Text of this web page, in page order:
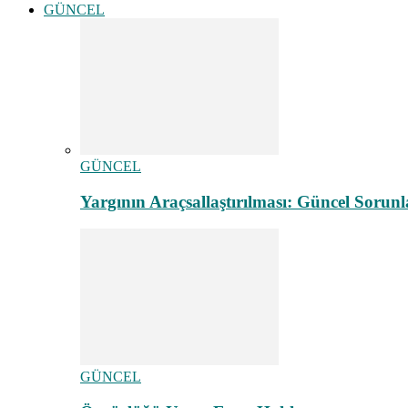
GÜNCEL
GÜNCEL
Yargının Araçsallaştırılması: Güncel
GÜNCEL